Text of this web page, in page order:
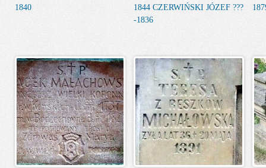
1840
1844 CZERWIŃSKI JÓZEF ???
-1836